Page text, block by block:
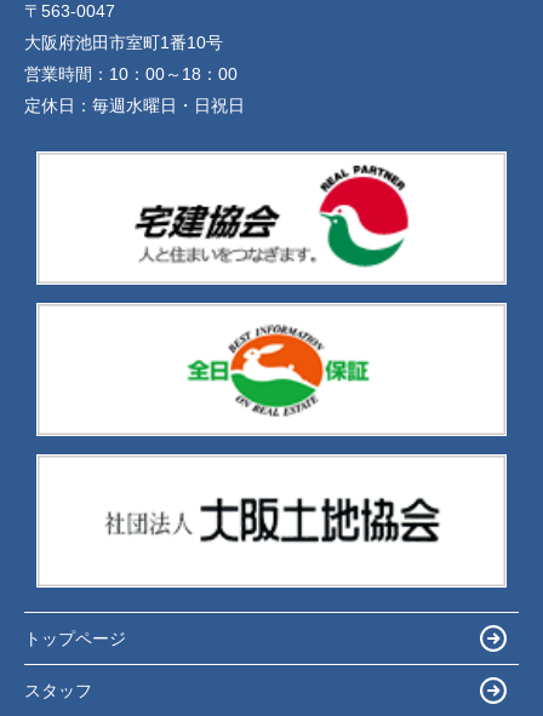
〒563-0047
大阪府池田市室町1番10号
営業時間： 10：00～18：00
定休日： 毎週水曜日・日祝日
トップページ
スタッフ